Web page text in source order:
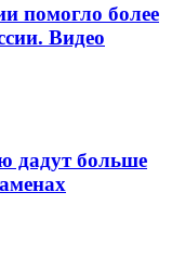
помогло более
Видео
дадут больше